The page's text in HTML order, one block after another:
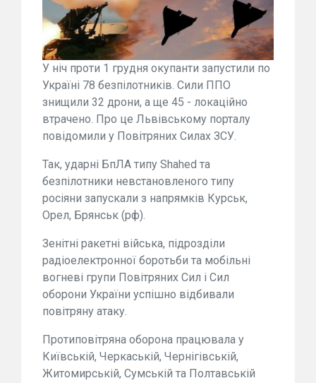
У ніч проти 1 грудня окупанти запустили по
Україні 78 безпілотників. Сили ППО
знищили 32 дрони, а ще 45 - локаційно
втрачено. Про це Львівському порталу
повідомили у Повітряних Силах ЗСУ.
Так, ударні БпЛА типу Shahed та
безпілотники невстановленого типу
росіяни запускали з напрямків Курськ,
Орел, Брянськ (рф).
Зенітні ракетні війська, підрозділи
радіоелектронної боротьби та мобільні
вогневі групи Повітряних Сил і Сил
оборони України успішно відбивали
повітряну атаку.
Протиповітряна оборона працювала у
Київській, Черкаській, Чернігівській,
Житомирській, Сумській та Полтавській